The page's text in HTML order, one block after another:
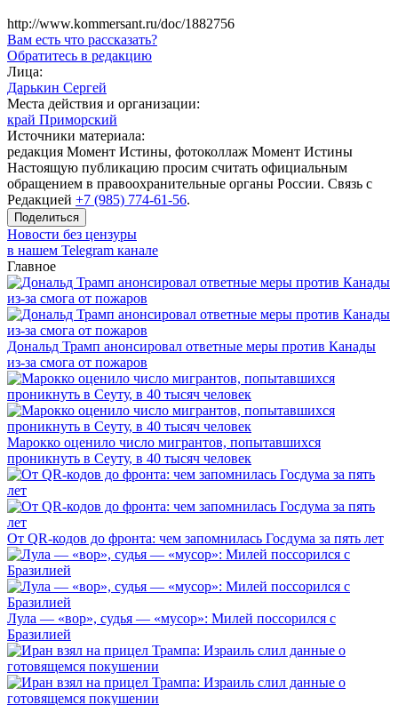
http://www.kommersant.ru/doc/1882756
Вам есть что рассказать?
Обратитесь в редакцию
Лица:
Дарькин Сергей
Места действия и организации:
край Приморский
Источники материала:
редакция Момент Истины, фотоколлаж Момент Истины
Настоящую публикацию просим считать официальным
обращением в правоохранительные органы России. Связь с
Редакцией +7 (985) 774-61-56.
Поделиться
Новости без цензуры
в нашем Telegram канале
Главное
Дональд Трамп анонсировал ответные меры против Канады
из-за смога от пожаров
Марокко оценило число мигрантов, попытавшихся
проникнуть в Сеуту, в 40 тысяч человек
От QR-кодов до фронта: чем запомнилась Госдума за пять лет
Лула — «вор», судья — «мусор»: Милей поссорился с
Бразилией